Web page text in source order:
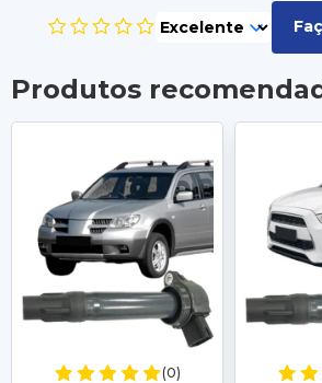
Produtos
(0)